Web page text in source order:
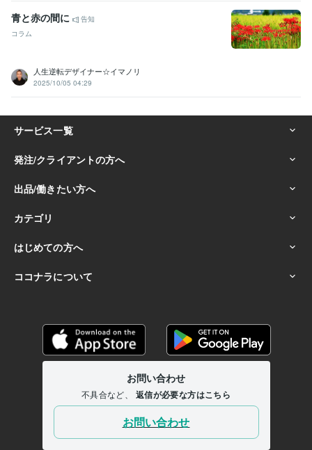
青と赤の間に
告知
コラム
人生逆転デザイナー☆イマノリ
2025/10/05 04:29